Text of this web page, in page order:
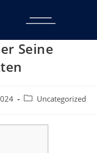
Seine
Uncategorized